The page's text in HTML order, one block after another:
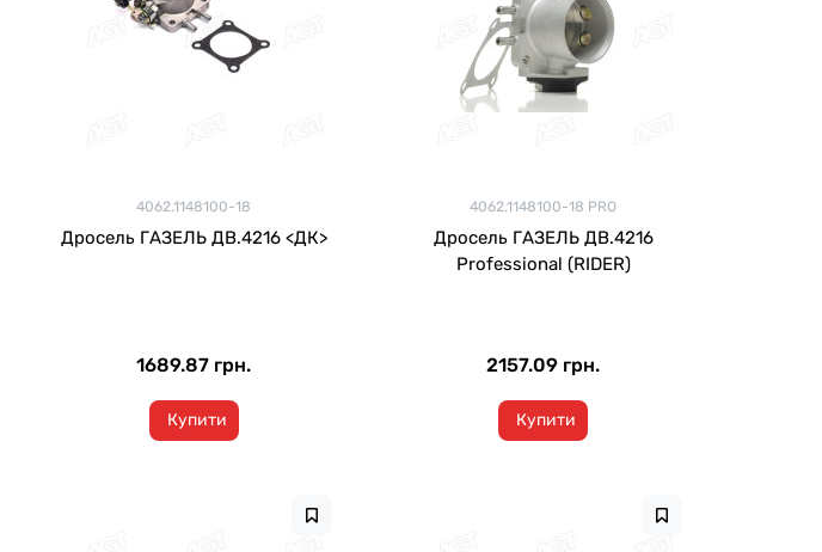
4062.1148100-18
Дросель ГАЗЕЛЬ ДВ.4216 <ДК>
1689.87 грн.
Купити
4062.1148100-18 PRO
Дросель ГАЗЕЛЬ ДВ.4216
Professional (RIDER)
2157.09 грн.
Купити